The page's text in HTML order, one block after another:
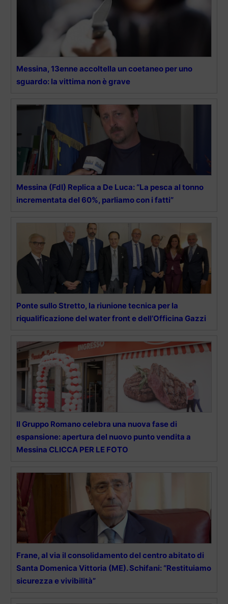
Messina, 13enne accoltella un coetaneo per uno
sguardo: la vittima non è grave
Messina (FdI) Replica a De Luca: “La pesca al tonno
incrementata del 60%, parliamo con i fatti”
Ponte sullo Stretto, la riunione tecnica per la
riqualificazione del water front e dell’Officina Gazzi
Il Gruppo Romano celebra una nuova fase di
espansione: apertura del nuovo punto vendita a
Messina CLICCA PER LE FOTO
Frane, al via il consolidamento del centro abitato di
Santa Domenica Vittoria (ME). Schifani: “Restituiamo
sicurezza e vivibilità”